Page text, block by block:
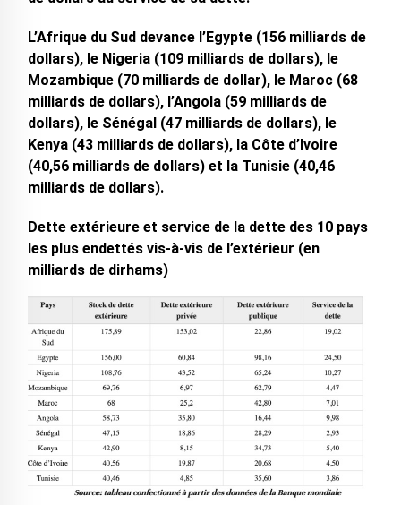
L’Afrique du Sud devance l’Egypte (156 milliards de
dollars), le Nigeria (109 milliards de dollars), le
Mozambique (70 milliards de dollar), le Maroc (68
milliards de dollars), l’Angola (59 milliards de
dollars), le Sénégal (47 milliards de dollars), le
Kenya (43 milliards de dollars), la Côte d’Ivoire
(40,56 milliards de dollars) et la Tunisie (40,46
milliards de dollars).
Dette extérieure et service de la dette des 10 pays
les plus endettés vis-à-vis de l’extérieur (en
milliards de dirhams)